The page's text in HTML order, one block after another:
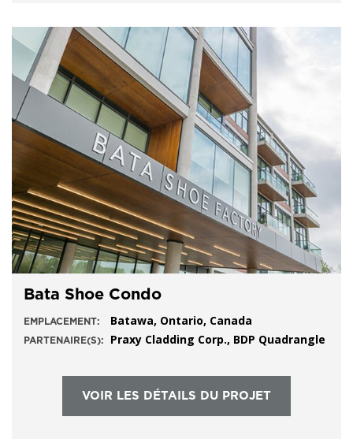
Bata Shoe Condo
EMPLACEMENT: Batawa, Ontario, Canada
PARTENAIRE(S): Praxy Cladding Corp., BDP Quadrangle
VOIR LES DÉTAILS DU PROJET